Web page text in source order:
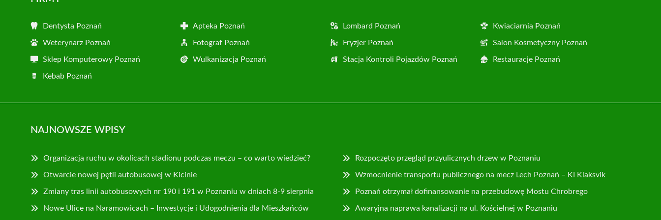
Dentysta Poznań Apteka Poznań Lombard Poznań Kwiaciarnia Poznań
Weterynarz Poznań Fotograf Poznań Fryzjer Poznań Salon Kosmetyczny Poznań
Sklep Komputerowy Poznań Wulkanizacja Poznań Stacja Kontroli Pojazdów Poznań Restauracje Poznań
Kebab Poznań
NAJNOWSZE WPISY
Organizacja ruchu w okolicach stadionu podczas meczu – co warto wiedzieć? Rozpoczęto przegląd przyulicznych drzew w Poznaniu
Otwarcie nowej pętli autobusowej w Kicinie Wzmocnienie transportu publicznego na mecz Lech Poznań – KI Klaksvik
Zmiany tras linii autobusowych nr 190 i 191 w Poznaniu w dniach 8-9 sierpnia Poznań otrzymał dofinansowanie na przebudowę Mostu Chrobrego
Nowe Ulice na Naramowicach – Inwestycje i Udogodnienia dla Mieszkańców Awaryjna naprawa kanalizacji na ul. Kościelnej w Poznaniu